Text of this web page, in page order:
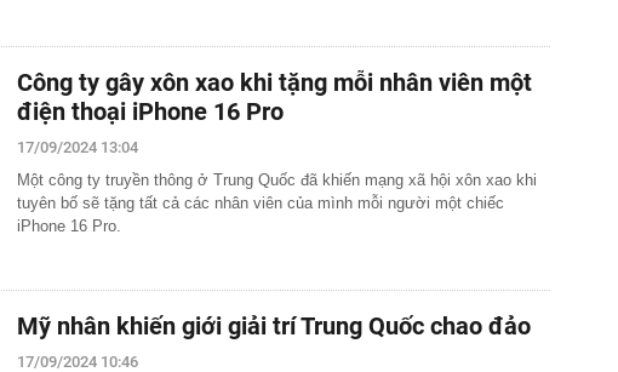
Công ty gây xôn xao khi tặng mỗi nhân viên một
điện thoại iPhone 16 Pro
17/09/2024 13:04
Một công ty truyền thông ở Trung Quốc đã khiến mạng xã hội xôn xao khi
tuyên bố sẽ tặng tất cả các nhân viên của mình mỗi người một chiếc
iPhone 16 Pro.
Mỹ nhân khiến giới giải trí Trung Quốc chao đảo
17/09/2024 10:46